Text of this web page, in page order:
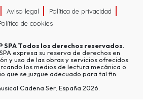
Aviso legal
Política de privacidad
de cookies
SPATodos los derechos reservados.
SPA expresa su reserva de derechos en
y uso de las obras y servicios ofrecidos
los medios de lectura mecánica o
que se juzgue adecuado para tal fin.
Cadena Ser, España 2026.